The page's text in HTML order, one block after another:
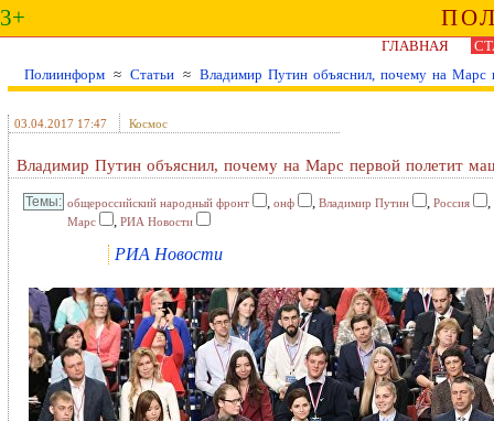
3+
ГЛАВНАЯ
Полиинформ ≈ Статьи ≈ Владимир Путин объяснил, почему на Марс
03.04.2017 17:47 Космос
Владимир Путин объяснил, почему на Марс первой полетит
общероссийский народный фронт , онф , Владимир Путин , Россия ,
Марс , РИА Новости
РИА Новости